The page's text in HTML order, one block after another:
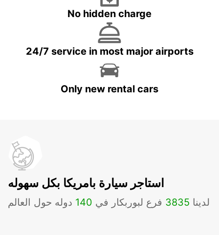
No hidden charge
24/7 service in most major airports
Only new rental cars
استاجر سيارة بامريكا بكل سهوله
لدينا 3835 فرع لبوربكار في 140 دوله حول العالم